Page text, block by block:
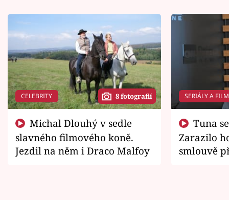
CELEBRITY 8 fotografií
slavného filmového koně.
Jezdil na něm i Draco Malfoy
SERIÁLY A
Zarazilo
smlouvě